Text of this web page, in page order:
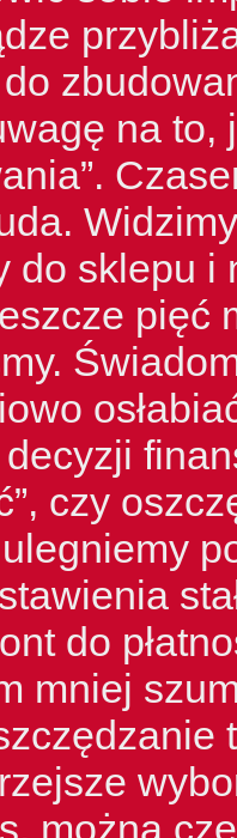
do
na to,
do sklepu i
pięć
czy
do
mniej
można